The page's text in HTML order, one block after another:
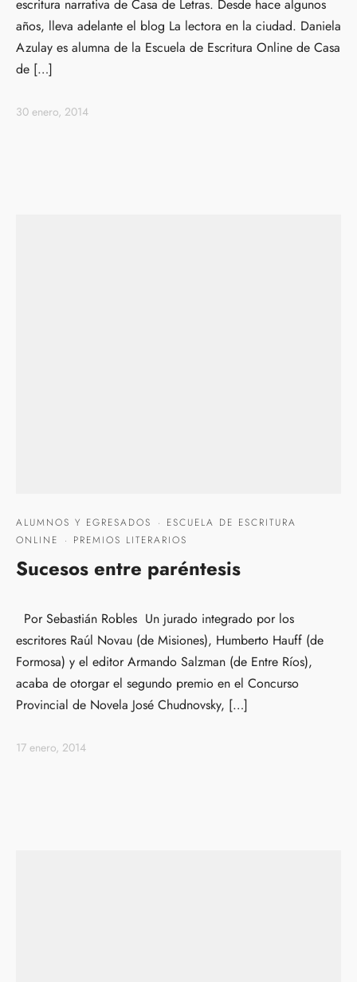
escritura narrativa de Casa de Letras. Desde hace algunos
años, lleva adelante el blog La lectora en la ciudad. Daniela
Azulay es alumna de la Escuela de Escritura Online de Casa
de […]
30 enero, 2014
ALUMNOS Y EGRESADOS · ESCUELA DE ESCRITURA
ONLINE
· PREMIOS LITERARIOS
Sucesos entre paréntesis
Por Sebastián Robles Un jurado integrado por los
escritores Raúl Novau (de Misiones), Humberto Hauff (de
Formosa) y el editor Armando Salzman (de Entre Ríos),
acaba de otorgar el segundo premio en el Concurso
Provincial de Novela José Chudnovsky, […]
17 enero, 2014